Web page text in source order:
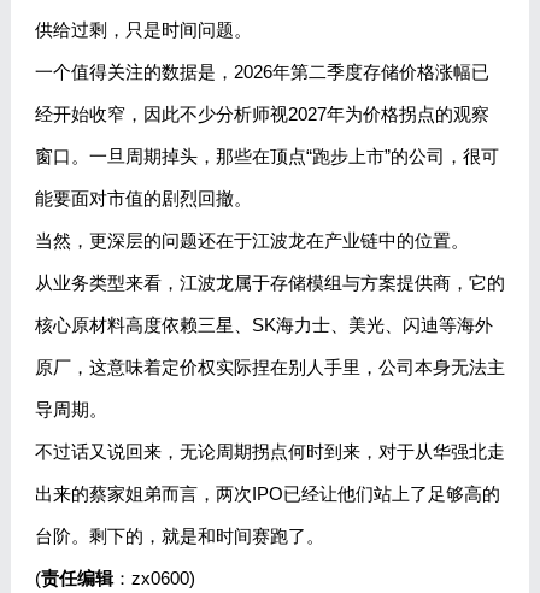
供给过剩，只是时间问题。
一个值得关注的数据是，2026年第二季度存储价格涨幅已
经开始收窄，因此不少分析师视2027年为价格拐点的观察
窗口。一旦周期掉头，那些在顶点“跑步上市”的公司，很可
能要面对市值的剧烈回撤。
当然，更深层的问题还在于江波龙在产业链中的位置。
从业务类型来看，江波龙属于存储模组与方案提供商，它的
核心原材料高度依赖三星、SK海力士、美光、闪迪等海外
原厂，这意味着定价权实际捏在别人手里，公司本身无法主
导周期。
不过话又说回来，无论周期拐点何时到来，对于从华强北走
出来的蔡家姐弟而言，两次IPO已经让他们站上了足够高的
台阶。剩下的，就是和时间赛跑了。
(责任编辑：zx0600)